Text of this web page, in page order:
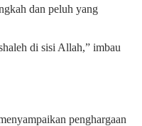
dan peluh yang
di sisi Allah,” imbau
penghargaan